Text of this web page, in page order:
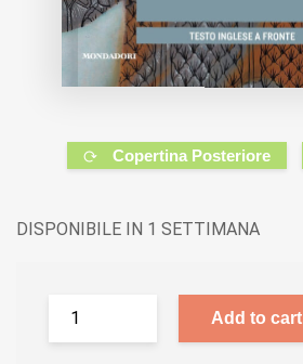
Copertina Posteriore
DISPONIBILE IN 1 SETTIMANA
Add to cart